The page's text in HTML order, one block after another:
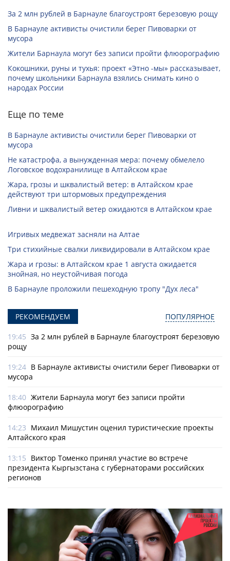
За 2 млн рублей в Барнауле благоустроят березовую рощу
В Барнауле активисты очистили берег Пивоварки от
мусора
Жители Барнаула могут без записи пройти флюорографию
Кокошники, руны и тухья: проект «Этно -мы» рассказывает,
почему школьники Барнаула взялись снимать кино о
народах России
Еще по теме
В Барнауле активисты очистили берег Пивоварки от
мусора
Не катастрофа, а вынужденная мера: почему обмелело
Логовское водохранилище в Алтайском крае
Жара, грозы и шквалистый ветер: в Алтайском крае
действуют три штормовых предупреждения
Ливни и шквалистый ветер ожидаются в Алтайском крае
Игривых медвежат засняли на Алтае
Три стихийные свалки ликвидировали в Алтайском крае
Жара и грозы: в Алтайском крае 1 августа ожидается
знойная, но неустойчивая погода
В Барнауле проложили пешеходную тропу "Дух леса"
РЕКОМЕНДУЕМ ПОПУЛЯРНОЕ
19:45 За 2 млн рублей в Барнауле благоустроят березовую
рощу
19:24 В Барнауле активисты очистили берег Пивоварки от
мусора
18:40 Жители Барнаула могут без записи пройти
флюорографию
14:23 Михаил Мишустин оценил туристические проекты
Алтайского края
13:15 Виктор Томенко принял участие во встрече
президента Кыргызстана с губернаторами российских
регионов